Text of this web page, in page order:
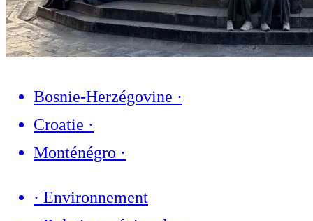
Bosnie-Herzégovine ·
Croatie ·
Monténégro ·
· Environnement